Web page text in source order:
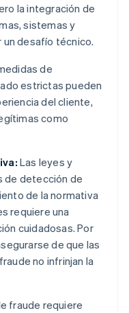
la integración de
sistemas y
desafío técnico.
de
estrictas pueden
del cliente,
como
Las leyes y
de detección de
de la normativa
requiere una
cuidadosas. Por
de que las
no infrinjan la
fraude requiere